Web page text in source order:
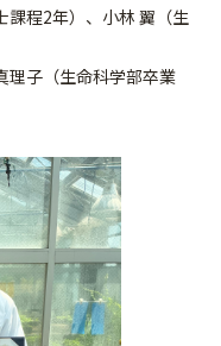
課程2年）、小林 翼（生
理子（生命科学部卒業